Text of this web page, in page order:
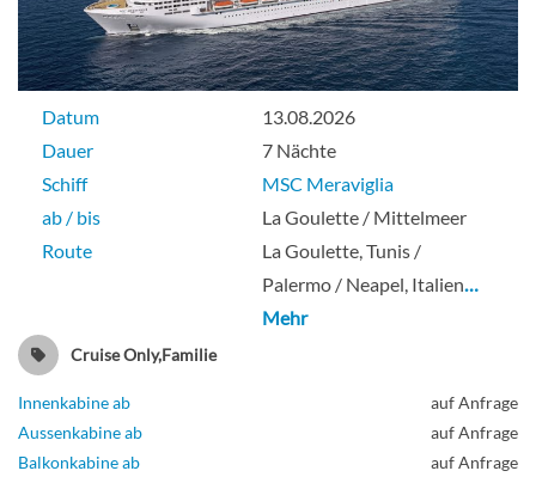
Datum
13.08.2026
Dauer
7 Nächte
Schiff
MSC Meraviglia
ab / bis
La Goulette / Mittelmeer
Route
La Goulette, Tunis /
Palermo / Neapel, Italien…
Mehr
Cruise Only,Familie
Innenkabine ab
auf Anfrage
Aussenkabine ab
auf Anfrage
Balkonkabine ab
auf Anfrage